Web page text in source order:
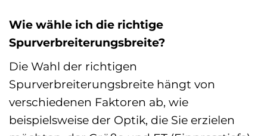
Wie wähle ich die richtige
Spurverbreiterungsbreite?
Die Wahl der richtigen
Spurverbreiterungsbreite hängt von
verschiedenen Faktoren ab, wie
beispielsweise der Optik, die Sie erzielen